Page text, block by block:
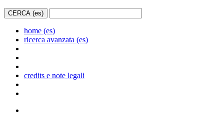
home (es)
ricerca avanzata (es)
credits e note legali